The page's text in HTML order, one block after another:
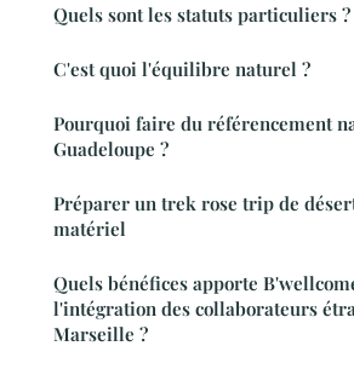
Quels sont les statuts particuliers ?
C'est quoi l'équilibre naturel ?
Pourquoi faire du référencement
Guadeloupe ?
Préparer un trek rose trip de
matériel
Quels bénéfices apporte
l'intégration des collaborateurs
Marseille ?